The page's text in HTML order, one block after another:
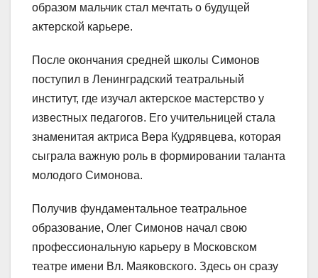
образом мальчик стал мечтать о будущей
актерской карьере.
После окончания средней школы Симонов
поступил в Ленинградский театральный
институт, где изучал актерское мастерство у
известных педагогов. Его учительницей стала
знаменитая актриса Вера Кудрявцева, которая
сыграла важную роль в формировании таланта
молодого Симонова.
Получив фундаментальное театральное
образование, Олег Симонов начал свою
профессиональную карьеру в Московском
театре имени Вл. Маяковского. Здесь он сразу